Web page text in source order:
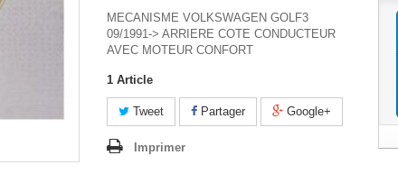
MECANISME VOLKSWAGEN GOLF3
09/1991-> ARRIERE COTE CONDUCTEUR
AVEC MOTEUR CONFORT
1 Article
Tweet Partager Google+
Imprimer